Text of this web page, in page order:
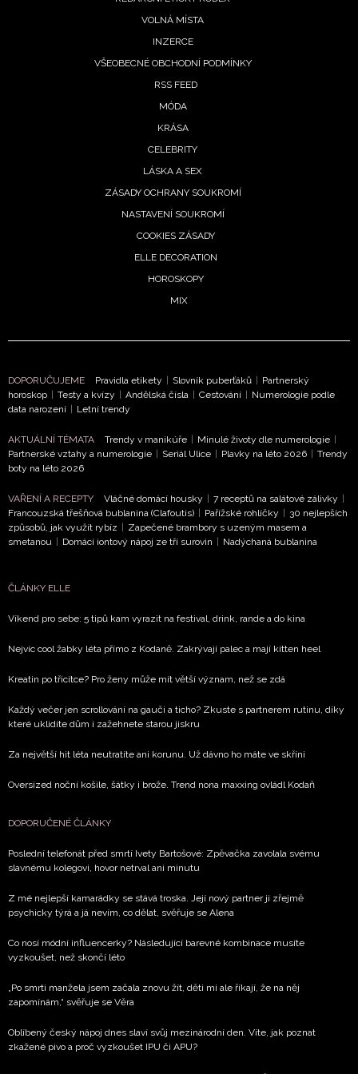
VOLNÁ MÍSTA
INZERCE
VŠEOBECNÉ OBCHODNÍ PODMÍNKY
RSS FEED
MÓDA
KRÁSA
CELEBRITY
LÁSKA A SEX
ZÁSADY OCHRANY SOUKROMÍ
NASTAVENÍ SOUKROMÍ
COOKIES ZÁSADY
ELLE DECORATION
HOROSKOPY
MIX
DOPORUČUJEME Pravidla etikety | Slovník puberťáků | Partnerský
horoskop | Testy a kvízy | Andělská čísla | Cestování | Numerologie podle
data narození | Letní trendy
AKTUÁLNÍ TÉMATA Trendy v manikúře | Minulé životy dle numerologie |
Partnerské vztahy a numerologie | Seriál Ulice | Plavky na léto 2026 | Trendy
boty na léto 2026
VAŘENÍ A RECEPTY Vláčné domácí housky | 7 receptů na salátové zálivky |
Francouzská třešňová bublanina (Clafoutis) | Pařížské rohlíčky | 30 nejlepších
způsobů, jak využít rybíz | Zapečené brambory s uzeným masem a
smetanou | Domácí iontový nápoj ze tří surovin | Nadýchaná bublanina
ČLÁNKY ELLE
Víkend pro sebe: 5 tipů kam vyrazit na festival, drink, rande a do kina
Nejvíc cool žabky léta přímo z Kodaně. Zakrývají palec a mají kitten heel
Kreatin po třicítce? Pro ženy může mít větší význam, než se zdá
Každý večer jen scrollování na gauči a ticho? Zkuste s partnerem rutinu, díky
které uklidíte dům i zažehnete starou jiskru
Za největší hit léta neutratíte ani korunu. Už dávno ho máte ve skříni
Oversized noční košile, šátky i brože. Trend nona maxxing ovládl Kodaň
DOPORUČENÉ ČLÁNKY
Poslední telefonát před smrtí Ivety Bartošové: Zpěvačka zavolala svému
slavnému kolegovi, hovor netrval ani minutu
Z mé nejlepší kamarádky se stává troska. Její nový partner ji zřejmě
psychicky týrá a já nevím, co dělat, svěřuje se Alena
Co nosí módní influencerky? Následující barevné kombinace musíte
vyzkoušet, než skončí léto
„Po smrti manžela jsem začala znovu žít, děti mi ale říkají, že na něj
zapomínám,“ svěřuje se Věra
Oblíbený český nápoj dnes slaví svůj mezinárodní den. Víte, jak poznat
zkažené pivo a proč vyzkoušet IPU či APU?